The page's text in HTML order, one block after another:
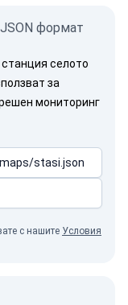
формат
селото
за
мониторинг
с нашите Условия